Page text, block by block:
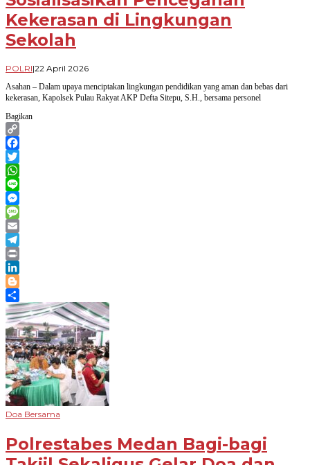
Kekerasan di Lingkungan
Sekolah
POLRI|22 April 2026oleh
Harhara
Asahan – Dalam upaya menciptakan lingkungan pendidikan yang aman dan bebas dari
kekerasan, Kapolsek Pulau Rakyat AKP Defta Sitepu, S.H., bersama personel
Bagikan
Copy
Link
Facebook
Twitter
WhatsApp
Line
Messenger
Message
Email
Telegram
Print
LinkedIn
Blogger
Share
Doa Bersama
Polrestabes Medan Bagi-bagi